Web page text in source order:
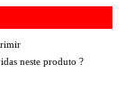
neste produto ?